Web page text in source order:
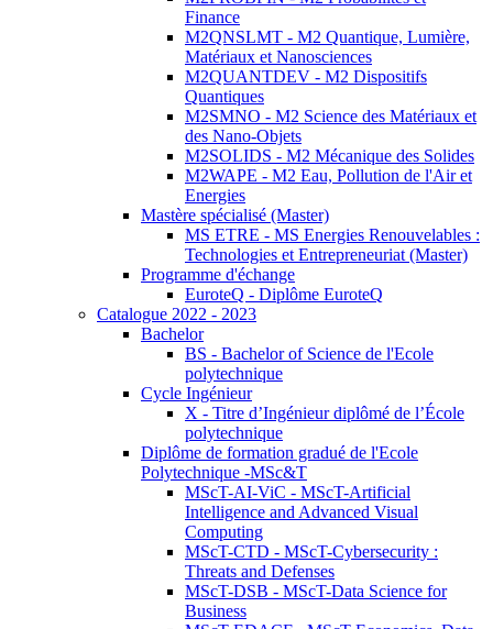
Finance
M2QNSLMT - M2 Quantique, Lumière,
Matériaux et Nanosciences
M2QUANTDEV - M2 Dispositifs
Quantiques
M2SMNO - M2 Science des Matériaux et
des Nano-Objets
M2SOLIDS - M2 Mécanique des Solides
M2WAPE - M2 Eau, Pollution de l'Air et
Energies
Mastère spécialisé (Master)
MS ETRE - MS Energies Renouvelables :
Technologies et Entrepreneuriat (Master)
Programme d'échange
EuroteQ - Diplôme EuroteQ
Catalogue 2022 - 2023
Bachelor
BS - Bachelor of Science de l'Ecole
polytechnique
Cycle Ingénieur
X - Titre d’Ingénieur diplômé de l’École
polytechnique
Diplôme de formation gradué de l'Ecole
Polytechnique -MSc&T
MScT-AI-ViC - MScT-Artificial
Intelligence and Advanced Visual
Computing
MScT-CTD - MScT-Cybersecurity :
Threats and Defenses
MScT-DSB - MScT-Data Science for
Business